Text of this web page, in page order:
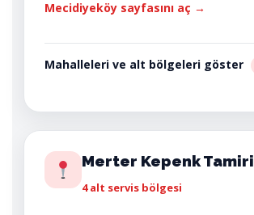
Mecidiyeköy sayfasını aç →
Mahalleleri ve alt bölgeleri göster
Merter Kepenk Tamiri
4 alt servis bölgesi